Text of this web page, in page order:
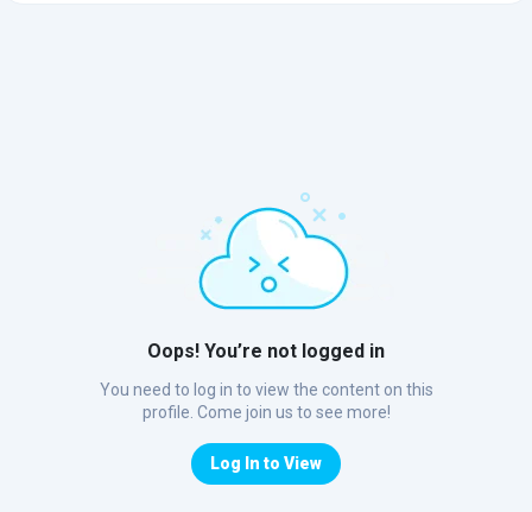
Oops! You’re not logged in
You need to log in to view the content on this
profile. Come join us to see more!
Log In to View